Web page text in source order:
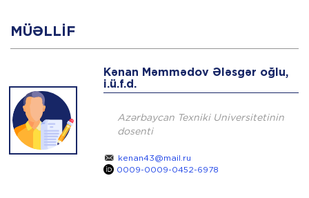
MÜƏLLIF
Kənan Məmmədov Ələsgər oğlu,
i.ü.f.d.
Azərbaycan Texniki Universitetinin
dosenti
kenan43@mail.ru
0009-0009-0452-6978